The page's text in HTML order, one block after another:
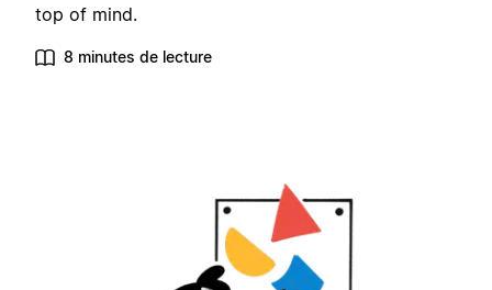
top of mind.
8 minutes de lecture